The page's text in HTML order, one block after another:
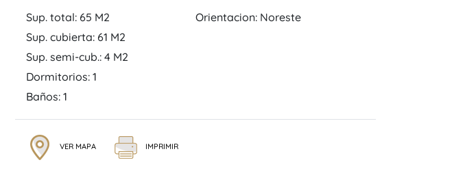
Sup. total: 65 M2
Sup. cubierta: 61 M2
Sup. semi-cub.: 4 M2
Dormitorios: 1
Baños: 1
Orientacion: Noreste
VER MAPA IMPRIMIR